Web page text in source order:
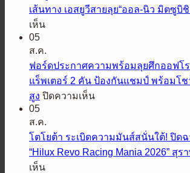
เส้นทาง เอสยูวีสายลุย“ออล-นิว มิตซูบิชิ
เห็นบน
ซู
บิชิ
มอ
เต
เตรียม
ปล่อย
สมรรถนะ
05
ส.ค.
ฟอร์ดประกาศความพร้อมลุยศึกออฟโ
แร็พเตอร์ 2 คัน ป้องกันแชมป์ พร้อมโ
สูง ปิดความเห็นบน
ประกาศ
ความ
05
ส.ค.
โตโยต้า ระเบิดความมันส์สนั่นใต้! ปิด
“Hilux Revo Racing Mania 2026” สุ
เห็นบน